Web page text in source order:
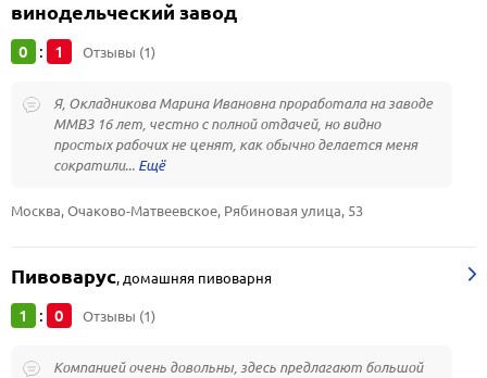
винодельческий завод
0 : 1 Отзывы (1)
Я, Окладникова Марина Ивановна проработала на заводе
ММВЗ 16 лет, честно с полной отдачей, но видно
простых рабочих не ценят, как обычно делается меня
сократили...
Москва, Очаково-Матвеевское, Рябиновая улица, 53
Пивоварус, домашняя пивоварня
1 : 0 Отзывы (1)
Компанией очень довольны, здесь предлагают большой